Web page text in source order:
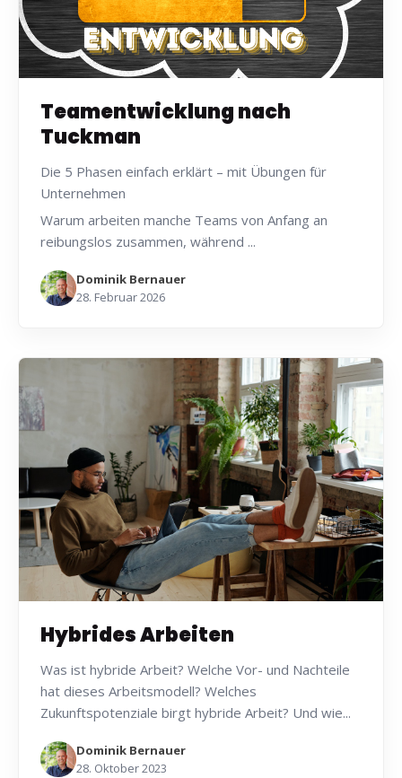
Teamentwicklung nach
Tuckman
Die 5 Phasen einfach erklärt – mit Übungen für
Unternehmen
Warum arbeiten manche Teams von Anfang an
reibungslos zusammen, während ...
Dominik Bernauer
28. Februar 2026
Hybrides Arbeiten
Was ist hybride Arbeit? Welche Vor- und Nachteile
hat dieses Arbeitsmodell? Welches
Zukunftspotenziale birgt hybride Arbeit? Und wie...
Dominik Bernauer
28. Oktober 2023